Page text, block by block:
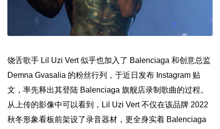
饶舌歌手 Lil Uzi Vert 似乎也加入了 Balenciaga 和创意总监
Demna Gvasalia 的粉丝行列，于近日发布 Instagram 贴
文，率先释出其登陆 Balenciaga 旗舰店录制歌曲的过程。
从上传的影像中可以看到，Lil Uzi Vert 不仅在该品牌 2022
秋冬形象看板前架设了录音器材，更全身实着 Balenciaga